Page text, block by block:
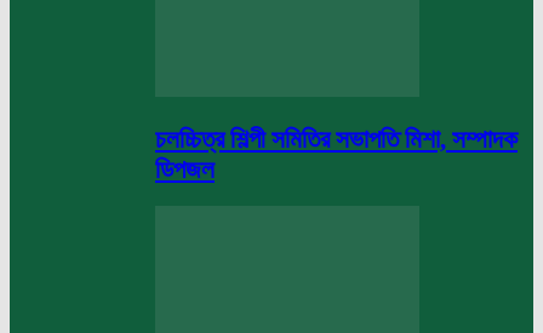
চলচ্চিত্র শিল্পী সমিতির সভাপতি মিশা, সম্পাদক
ডিপজল